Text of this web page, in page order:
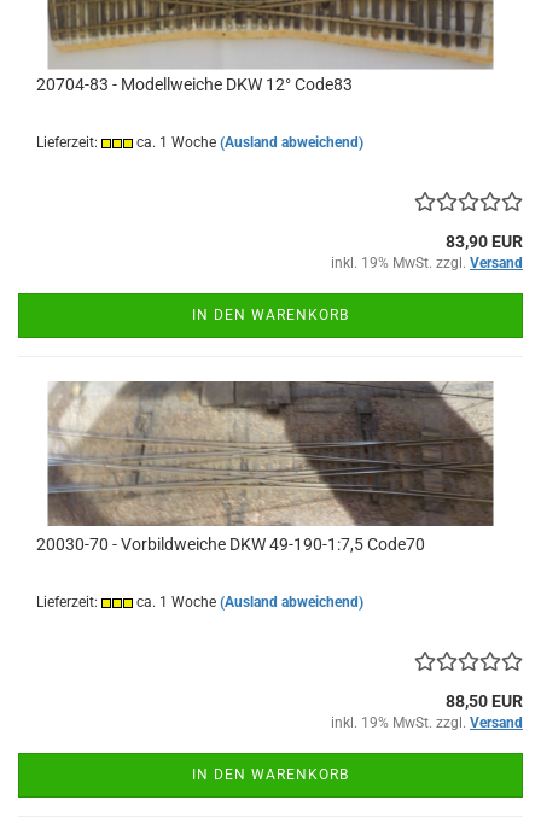
20704-83 - Modellweiche DKW 12° Code83
Lieferzeit: ca. 1 Woche (Ausland abweichend)
83,90 EUR
inkl. 19% MwSt. zzgl. Versand
IN DEN WARENKORB
20030-70 - Vorbildweiche DKW 49-190-1:7,5 Code70
Lieferzeit: ca. 1 Woche (Ausland abweichend)
88,50 EUR
inkl. 19% MwSt. zzgl. Versand
IN DEN WARENKORB